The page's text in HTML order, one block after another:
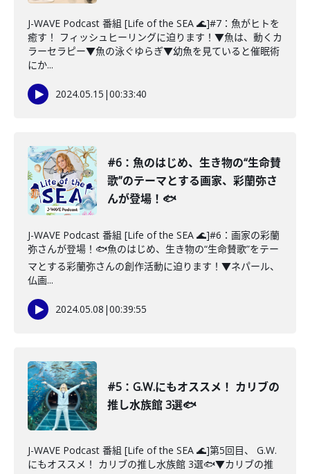
J-WAVE Podcast 番組 [Life of the SEA 🌊]#7：魚がヒトを
癒す！ フィッシュヒーリングに迫ります！▼魚は、動くカ
ラーセラピー▼魚の泳ぐゆらぎ▼幼魚を見ていると催眠術
にか...
2024.05.15 |00:33:40
#6：魚のはじめ、生き物の“生命賛
歌”のテーマとする画家、彩蘭弥さ
んが登場！🐟
J-WAVE Podcast 番組 [Life of the SEA 🌊]#6：画家の彩蘭
弥さんが登場！🐟魚のはじめ、生き物の“生命賛歌”をテー
マとする彩蘭弥さんの創作活動に迫ります！▼ネパール、
仏画...
2024.05.08 |00:39:55
#5：G.W.にもオススメ！ カリブの
推し水族館 3選🐟
J-WAVE Podcast 番組 [Life of the SEA 🌊]第5回目、 G.W.
にもオススメ！ カリブの推し水族館 3選🐟▼カリブの推